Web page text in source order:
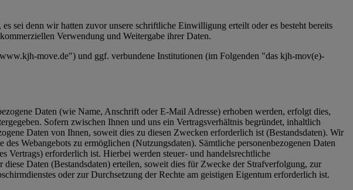
sei denn wir hatten zuvor unsere schriftliche Einwilligung erteilt oder es besteht bereits
Verwendung und Weitergabe ihrer Daten.
move.de") und ggf. verbundene Institutionen (im Folgenden "das kjh-mov(e)-
Daten (wie Name, Anschrift oder E-Mail Adresse) erhoben werden, erfolgt dies,
Sofern zwischen Ihnen und uns ein Vertragsverhältnis begründet, inhaltlich
Daten von Ihnen, soweit dies zu diesen Zwecken erforderlich ist (Bestandsdaten). Wir
Webangebots zu ermöglichen (Nutzungsdaten). Sämtliche personenbezogenen Daten
erforderlich ist. Hierbei werden steuer- und handelsrechtliche
Daten (Bestandsdaten) erteilen, soweit dies für Zwecke der Strafverfolgung, zur
oder zur Durchsetzung der Rechte am geistigen Eigentum erforderlich ist.